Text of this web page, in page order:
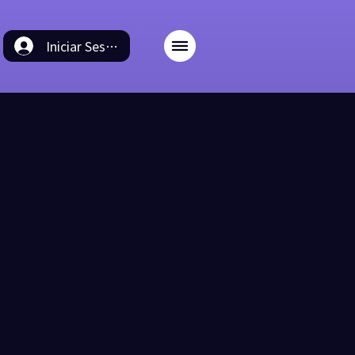
Iniciar Sesión